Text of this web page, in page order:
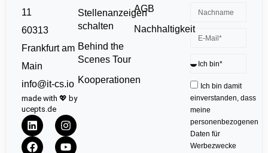
11
60313
Frankfurt am
Main
info@it-cs.io
made with 💖 by
ucepts.de
Stellenanzeigen
schalten
Behind the
Scenes Tour
Kooperationen
AGB
Nachhaltigkeit
Ich bin damit
einverstanden, dass
meine
personenbezogenen
Daten für
Werbezwecke